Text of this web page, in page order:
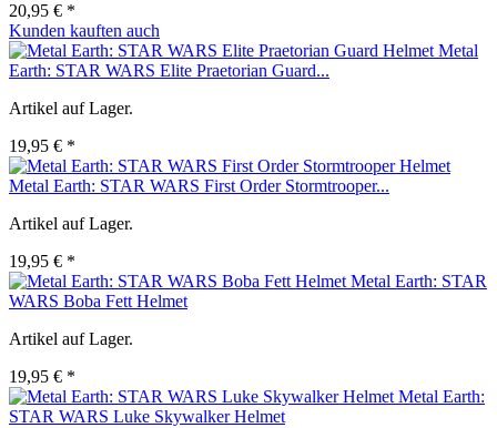
20,95 € *
Kunden kauften auch
Metal
Earth: STAR WARS Elite Praetorian Guard...
Artikel auf Lager.
19,95 € *
Metal Earth: STAR WARS First Order Stormtrooper...
Artikel auf Lager.
19,95 € *
Metal Earth: STAR
WARS Boba Fett Helmet
Artikel auf Lager.
19,95 € *
Metal Earth:
STAR WARS Luke Skywalker Helmet